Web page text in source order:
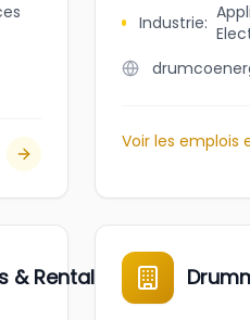
Industrie:
Voir les emplois
Rentals